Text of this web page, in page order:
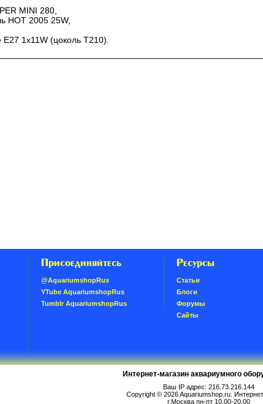
MINI 280,
HOT 2005 25W,
1x11W (цоколь Т210).
Присоединяйтесь
@AquariumshopRus
YTube AquariumshopRus
Tumblr AquariumshopRus
Ресурсы
Статьи
Блоги
Форумы
Сайты
Интернет-магазин аквариумного
Ваш IP адрес: 216.73.216.144
Copyright © 2026Aquariumshop.ru .
г.Москва пн-пт 10.00-20.00